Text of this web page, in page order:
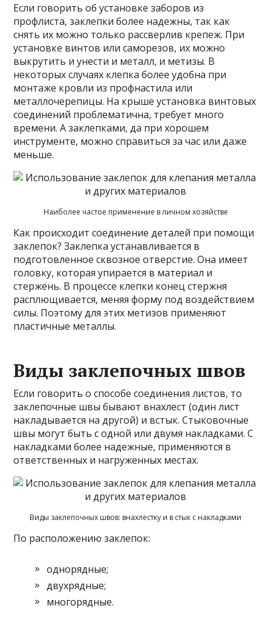
Если говорить об установке заборов из
профлиста, заклепки более надежны, так как
снять их можно только рассверлив крепеж. При
установке винтов или саморезов, их можно
выкрутить и унести и металл, и метизы. В
некоторых случаях клепка более удобна при
монтаже кровли из профнастила или
металлочерепицы. На крыше установка винтовых
соединений проблематична, требует много
времени. А заклепками, да при хорошем
инструменте, можно справиться за час или даже
меньше.
Наиболее частое применение в личном хозяйстве
Как происходит соединение деталей при помощи
заклепок? Заклепка устанавливается в
подготовленное сквозное отверстие. Она имеет
головку, которая упирается в материал и
стержень. В процессе клепки конец стержня
расплющивается, меняя форму под воздействием
силы. Поэтому для этих метизов применяют
пластичные металлы.
Виды заклепочных швов
Если говорить о способе соединения листов, то
заклепочные швы бывают внахлест (один лист
накладывается на другой) и встык. Стыковочные
швы могут быть с одной или двумя накладками. С
накладками более надежные, применяются в
ответственных и нагруженных местах.
Виды заклепочных швов: внахлестку и в стык с накладками
По расположению заклепок:
однорядные;
двухрядные;
многорядные.